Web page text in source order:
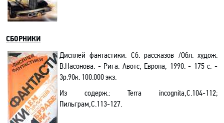
СБОРНИКИ
Дисплей фантастики: Сб. рассказов /Обл. худож.
В.Насонова. - Рига: Авотс, Европа, 1990. - 175 с. -
3р.90к. 100.000 экз.
Из содерж.:
Terra incognita,С.104-112;
Пильграм,С.113-127.